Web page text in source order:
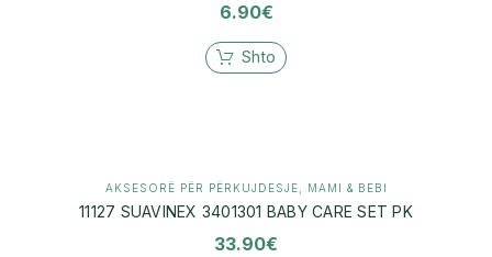
6.90€
Shto
AKSESORË PËR PËRKUJDESJE MAMI & BEBI
11127 SUAVINEX 3401301 BABY CARE SET PK
33.90€